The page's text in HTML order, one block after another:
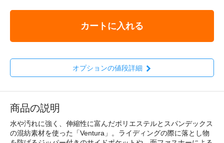
カートに入れる
オプションの値段詳細
商品の説明
水や汚れに強く、伸縮性に富んだポリエステルとスパンデックス
の混紡素材を使った「Ventura」。ライディングの際に落とし物